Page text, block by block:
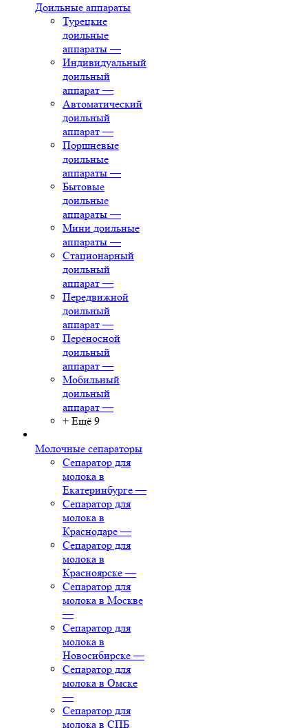
Доильные аппараты
Турецкие
доильные
аппараты —
Индивидуальный
доильный
аппарат —
Автоматический
доильный
аппарат —
Поршневые
доильные
аппараты —
Бытовые
доильные
аппараты —
Мини доильные
аппараты —
Стационарный
доильный
аппарат —
Передвижной
доильный
аппарат —
Переносной
доильный
аппарат —
Мобильный
доильный
аппарат —
+ Ещё 9
Молочные сепараторы
Сепаратор для
молока в
Екатеринбурге —
Сепаратор для
молока в
Краснодаре —
Сепаратор для
молока в
Красноярске —
Сепаратор для
молока в Москве
—
Сепаратор для
молока в
Новосибирске —
Сепаратор для
молока в Омске
—
Сепаратор для
молока в СПБ